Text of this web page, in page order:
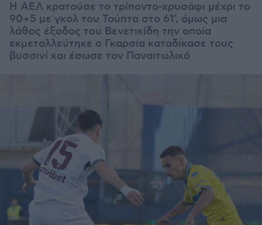
Η ΑΕΛ κρατούσε το τρίποντο-χρυσάφι μέχρι το
90+5 με γκολ του Τούπτα στο 61', όμως μια
λάθος έξοδος του Βενετικίδη την οποία
εκμεταλλεύτηκε ο Γκαρσία καταδίκασε τους
βυσσινί και έσωσε τον Παναιτωλικό